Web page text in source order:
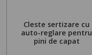
Cleste sertizare cu
auto-reglare pentru
pini de capat